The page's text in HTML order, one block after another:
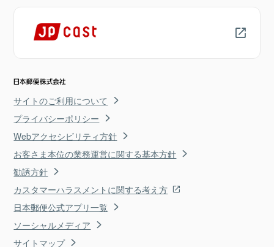
サイトのご利用について
プライバシーポリシー
Webアクセシビリティ方針
お客さま本位の業務運営に関する基本方針
勧誘方針
カスタマーハラスメントに関する考え方
日本郵便公式アプリ一覧
ソーシャルメディア
サイトマップ